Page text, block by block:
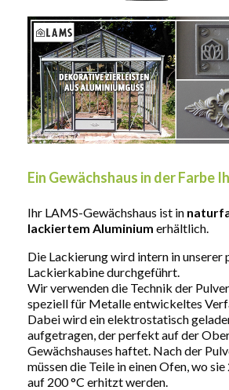
Ein Gewächshaus in der Farbe
Ihr LAMS-Gewächshaus ist in
lackiertem Aluminium erhältlich.
Die Lackierung wird intern in unserer
Lackierkabine durchgeführt.
Wir verwenden die Technik der
speziell für Metalle entwickeltes
Dabei wird ein elektrostatisch
aufgetragen, der perfekt auf der
Gewächshauses haftet. Nach der
müssen die Teile in einen Ofen, wo
auf 200 °C erhitzt werden.